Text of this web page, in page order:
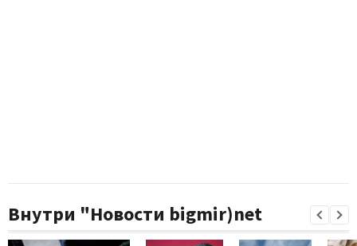
Внутри "Новости bigmir)net